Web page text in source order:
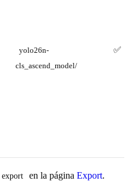
yolo26n-
cls_ascend_model/
✅
export en la página Export.